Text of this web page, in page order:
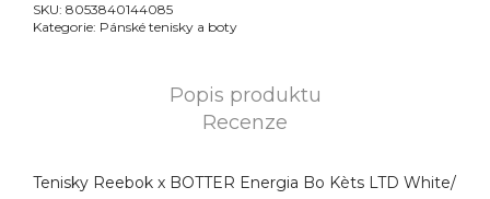
SKU: 8053840144085
Kategorie: Pánské tenisky a boty
Popis produktu
Recenze
Tenisky Reebok x BOTTER Energia Bo Kèts LTD White/